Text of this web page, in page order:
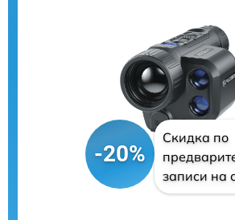
-20%
Скидка по
записи на